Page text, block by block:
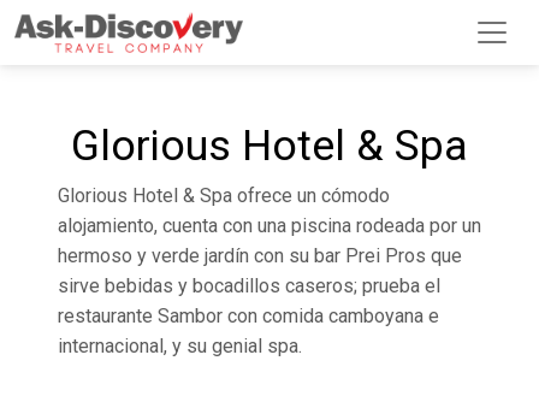
Glorious Hotel & Spa
Glorious Hotel & Spa ofrece un cómodo
alojamiento, cuenta con una piscina rodeada por un
hermoso y verde jardín con su bar Prei Pros que
sirve bebidas y bocadillos caseros; prueba el
restaurante Sambor con comida camboyana e
internacional, y su genial spa.